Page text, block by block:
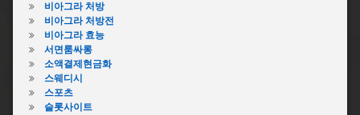
비아그라 처방
비아그라 처방전
비아그라 효능
서면룸싸롱
소액결제현금화
스웨디시
스포츠
슬롯사이트